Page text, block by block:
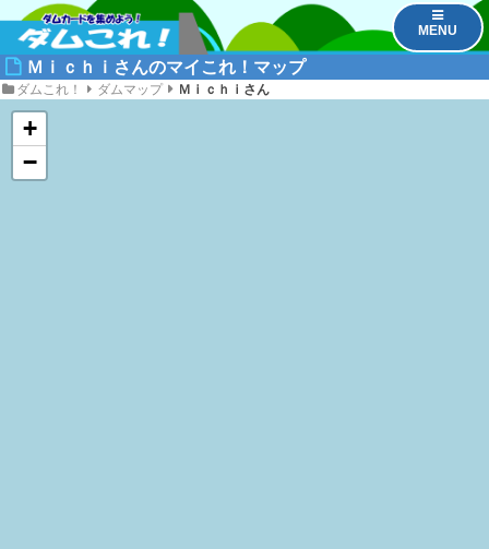
MENU
Ｍｉｃｈｉさんのマイこれ！マップ
ダムこれ！ ダムマップ Ｍｉｃｈｉさん
+
−